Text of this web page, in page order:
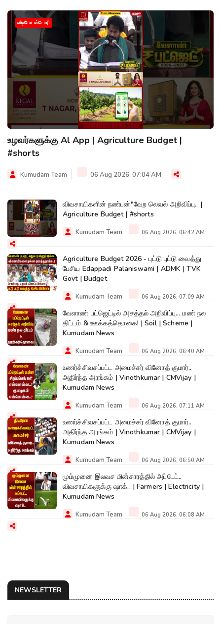
வீடியோ ஸ்டோரி
உழவர்களுக்கு Al App | Agriculture Budget |
#shorts
Kumudam Team 06 Aug 2026, 07:04 AM
விவசாயிகளின் நண்பன்"வேற லெவல் அறிவிப்பு.. |
Agriculture Budget | #shorts
Kumudam Team 06 Aug 2026, 06:42 AM
Agriculture Budget 2026 - புட்டு புட்டு வைத்து
பேசிய Edappadi Palaniswami | ADMK | TVK
Govt | Budget
Kumudam Team 06 Aug 2026, 07:09 AM
வேளாண் பட்ஜெட்டில் அசத்தல் அறிவிப்பு... மண் நல
திட்டம் & ஊக்கத்தொகை! | Soil | Scheme |
Kumudam News
Kumudam Team 06 Aug 2026, 06:40 AM
உணர்ச்சிவசப்பட்ட அமைச்சர் வினோத் குமார்..
அதிர்ந்த அரங்கம் | Vinothkumar | CMVijay |
Kumudam News
Kumudam Team 06 Aug 2026, 07:11 AM
உணர்ச்சிவசப்பட்ட அமைச்சர் வினோத் குமார்..
அதிர்ந்த அரங்கம் | Vinothkumar | CMVijay |
Kumudam News
Kumudam Team 06 Aug 2026, 06:50 AM
மும்முனை இலவச மின்சாரத்தில் அப்டேட்..
விவசாயிகளுக்கு ஷாக்.. | Farmers | Electricity |
Kumudam News
Kumudam Team 06 Aug 2026, 06:08 AM
NEWSLETTER